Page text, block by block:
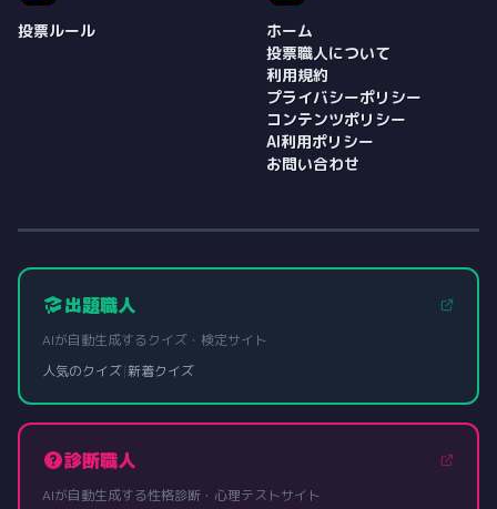
投票ルール
ホーム
投票職人について
利用規約
プライバシーポリシー
コンテンツポリシー
AI利用ポリシー
お問い合わせ
出題職人
AIが自動生成するクイズ・検定サイト
人気のクイズ|新着クイズ
診断職人
AIが自動生成する性格診断・心理テストサイト